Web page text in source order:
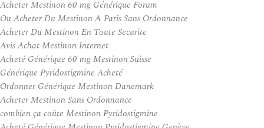
Acheter Mestinon 60 mg Générique Forum
Ou Acheter Du Mestinon A Paris Sans Ordonnance
Acheter Du Mestinon En Toute Securite
Avis Achat Mestinon Internet
Acheté Générique 60 mg Mestinon Suisse
Générique Pyridostigmine Acheté
Ordonner Générique Mestinon Danemark
Acheter Mestinon Sans Ordonnance
combien ça coûte Mestinon Pyridostigmine